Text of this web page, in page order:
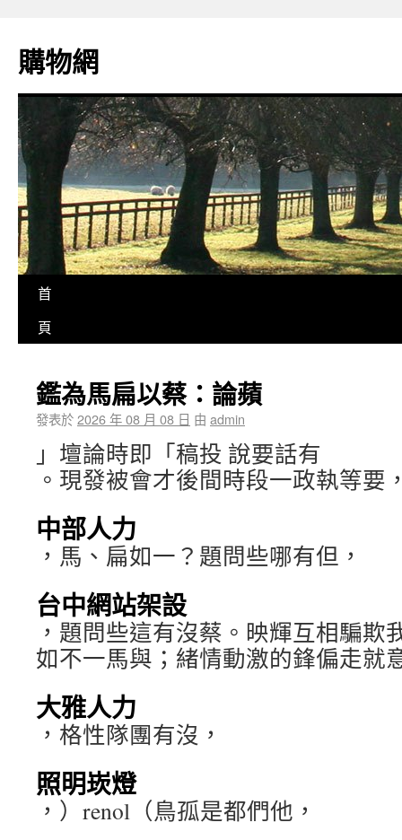
購物網
首
頁
鑑為馬扁以蔡：論蘋
發表於2026 年 08 月 08 日 由 admin
」壇論時即「稿投 說要話有
。現發被會才後間時段一政執等要
中部人力
，馬、扁如一？題問些哪有但，
台中網站架設
，題問些這有沒蔡。映輝互相騙欺
如不一馬與；緒情動激的鋒偏走就
大雅人力
，格性隊團有沒，
照明崁燈
，）renol（鳥孤是都們他，